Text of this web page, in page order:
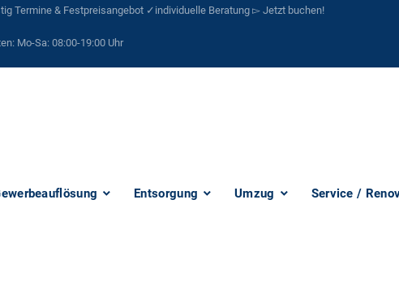
Termine & Festpreisangebot ✓individuelle Beratung ▻ Jetzt buchen!
Mo-Sa: 08:00-19:00 Uhr
Entsorgung Umzug Service /